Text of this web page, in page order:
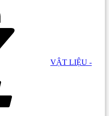
VẬT LIỆU -